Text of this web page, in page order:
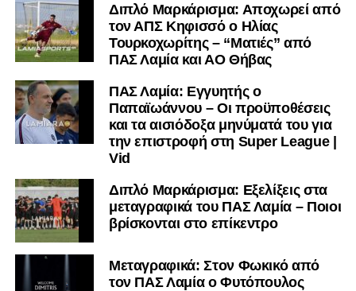
Διπλό Μαρκάρισμα: Αποχωρεί από
τον ΑΠΣ Κηφισσό ο Ηλίας
Τουρκοχωρίτης – “Ματιές” από
ΠΑΣ Λαμία και ΑΟ Θήβας
ΠΑΣ Λαμία: Εγγυητής ο
Παπαϊωάννου – Οι προϋποθέσεις
και τα αισιόδοξα μηνύματά του για
την επιστροφή στη Super League |
Vid
Διπλό Μαρκάρισμα: Εξελίξεις στα
μεταγραφικά του ΠΑΣ Λαμία – Ποιοι
βρίσκονται στο επίκεντρο
Μεταγραφικά: Στον Φωκικό από
τον ΠΑΣ Λαμία ο Φυτόπουλος